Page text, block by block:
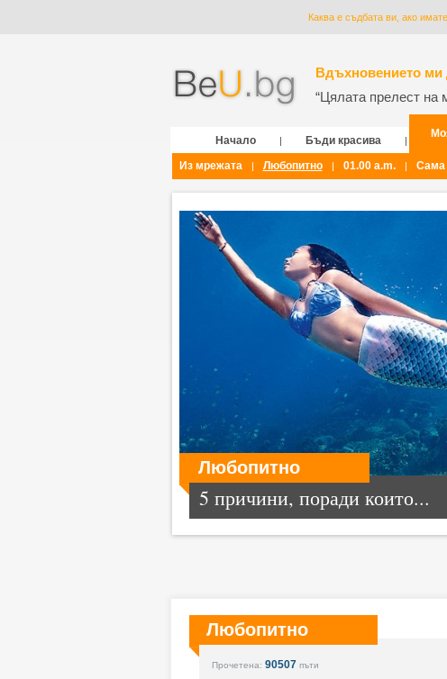
Каква е съдбата ви, ако
Вдъхновението ми
“Цялата прелест на
Начало | Бъди красива |
Из мрежата
| Любопитно | 01.00 a.m. | Сама
Любопитно
5 причини, поради които...
Любопитно
Прочетена: 90507 пъти